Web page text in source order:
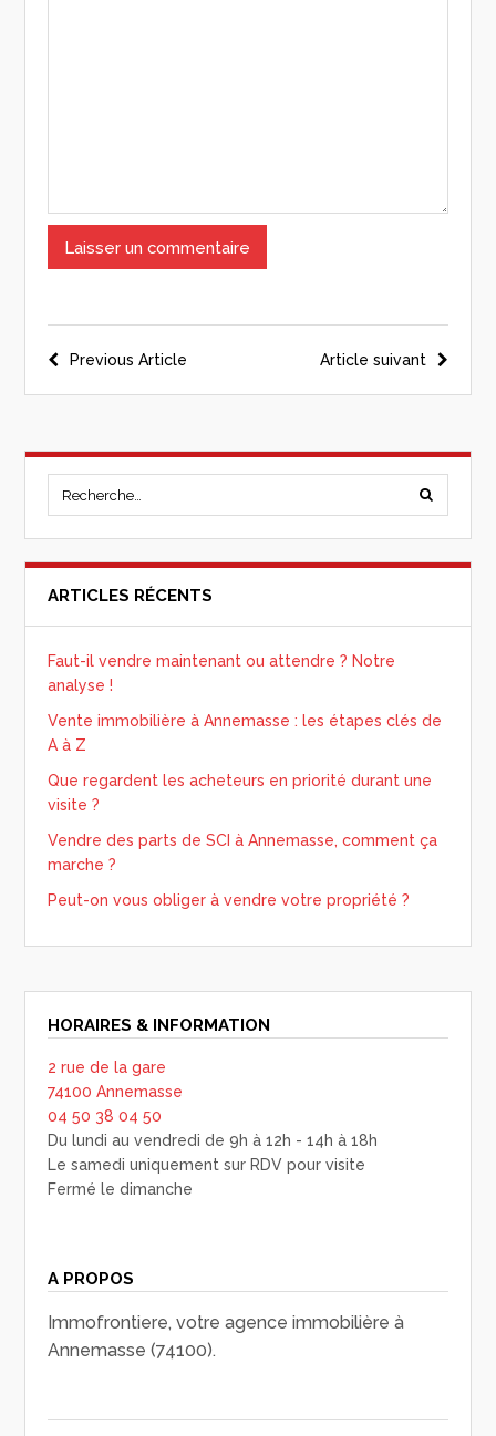
Article suivant
Previous Article
ARTICLES RÉCENTS
Faut-il vendre maintenant ou attendre ? Notre
analyse !
Vente immobilière à Annemasse : les étapes clés de
A à Z
Que regardent les acheteurs en priorité durant une
visite ?
Vendre des parts de SCI à Annemasse, comment ça
marche ?
Peut-on vous obliger à vendre votre propriété ?
HORAIRES & INFORMATION
2 rue de la gare
74100 Annemasse
04 50 38 04 50
Du lundi au vendredi de 9h à 12h - 14h à 18h
Le samedi uniquement sur RDV pour visite
Fermé le dimanche
A PROPOS
Immofrontiere, votre agence immobilière à
Annemasse (74100).